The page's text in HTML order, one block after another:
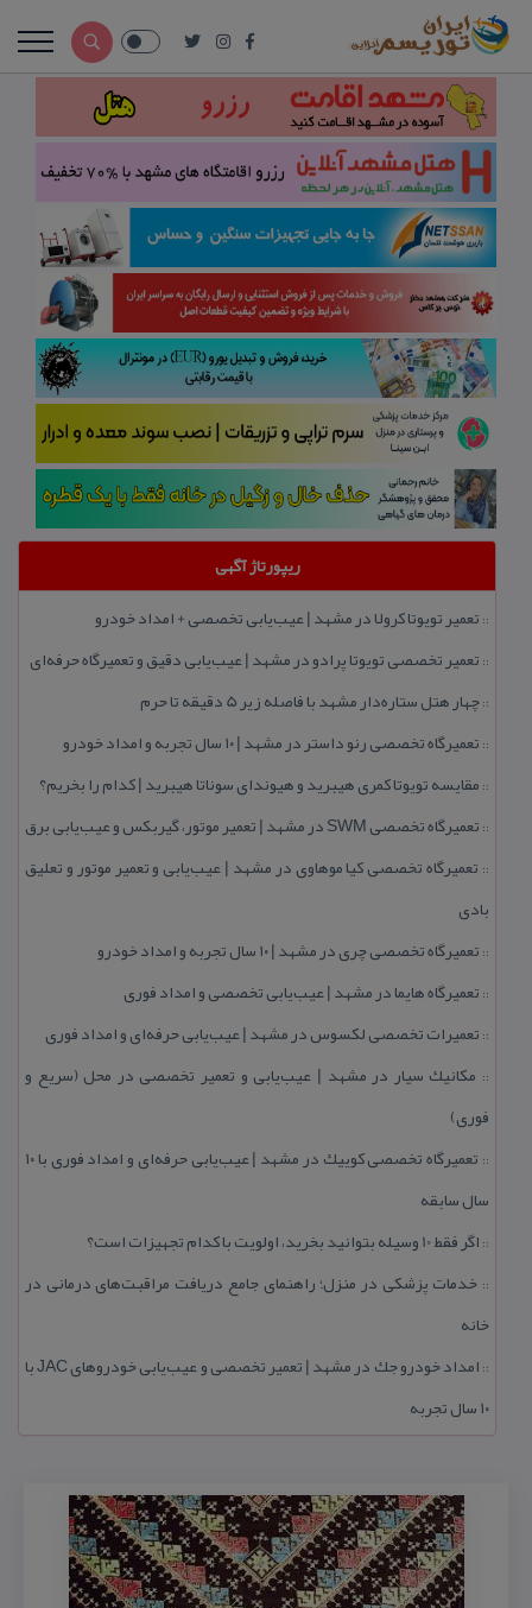
ریپورتاژ آگهی
:: تعمیر تویوتا كرولا در مشهد | عیب‌یابی تخصصی + امداد خودرو
:: تعمیر تخصصی تویوتا پرادو در مشهد | عیب‌یابی دقیق و تعمیرگاه حرفه‌ای
::چهار هتل‌ ستاره‌دار مشهد با فاصله زیر 5 دقیقه تا حرم
:: تعمیرگاه تخصصی رنو داستر در مشهد | ۱۰ سال تجربه و امداد خودرو
:: مقایسه تویوتا كمری هیبرید و هیوندای سوناتا هیبرید | كدام را بخریم؟
:: تعمیرگاه تخصصی SWM در مشهد | تعمیر موتور، گیربكس و عیب‌یابی برق
:: تعمیرگاه تخصصی كیا موهاوی در مشهد | عیب‌یابی و تعمیر موتور و تعلیق
بادی
:: تعمیرگاه تخصصی چری در مشهد | ۱۰ سال تجربه و امداد خودرو
:: تعمیرگاه هایما در مشهد | عیب‌یابی تخصصی و امداد فوری
:: تعمیرات تخصصی لكسوس در مشهد | عیب‌یابی حرفه‌ای و امداد فوری
:: مكانیك سیار در مشهد | عیب‌یابی و تعمیر تخصصی در محل (سریع و
فوری)
::
تعمیرگاه تخصصی كوییك در مشهد | عیب‌یابی حرفه‌ای و امداد فوری با ۱۰
سال سابقه
:: اگر فقط 10 وسیله بتوانید بخرید، اولویت با كدام تجهیزات است؟
:: خدمات پزشكی در منزل؛ راهنمای جامع دریافت مراقبت‌های درمانی در
خانه
::
امداد خودرو جك در مشهد | تعمیر تخصصی و عیب‌یابی خودروهای JAC با
۱۰ سال تجربه